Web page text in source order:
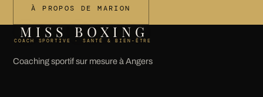
À PROPOS DE MARION
MISS BOXING
COACH SPORTIVE · SANTÉ & BIEN-ÊTRE
Coaching sportif sur mesure à Angers